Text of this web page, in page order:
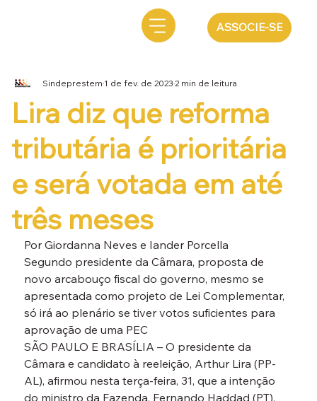
ASSOCIE-SE
Lira diz que reforma
tributária é prioritária
e será votada em até
três meses
Sindeprestem1 de fev. de 20232 min de leitura
Por Giordanna Neves e Iander Porcella
Segundo presidente da Câmara, proposta de
novo arcabouço fiscal do governo, mesmo se
apresentada como projeto de Lei Complementar,
só irá ao plenário se tiver votos suficientes para
aprovação de uma PEC
SÃO PAULO E BRASÍLIA – O presidente da
Câmara e candidato à reeleição, Arthur Lira (PP-
AL), afirmou nesta terça-feira, 31, que a intenção
do ministro da Fazenda, Fernando Haddad (PT),